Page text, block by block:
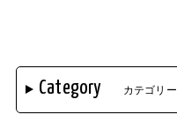
Category カテゴリー